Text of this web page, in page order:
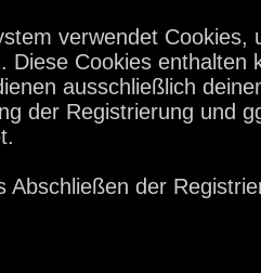
verwendet
Diese Cookies enthalten
ausschließlich
der Registrierung und
Abschließen der